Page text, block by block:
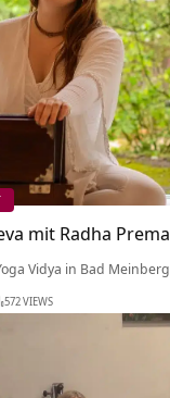
mit Radha Prema
Vidya in Bad
572 VIEWS